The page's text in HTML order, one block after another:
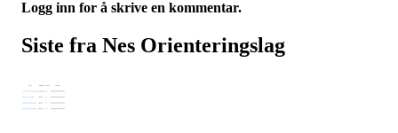
Logg inn for å skrive en kommentar.
Siste fra Nes Orienteringslag